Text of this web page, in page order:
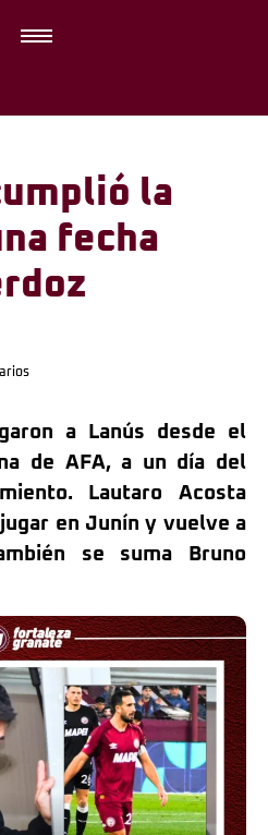
la
fecha
a Lanús desde el
de AFA, a un día del
Lautaro Acosta
en Junín y vuelve a
se suma Bruno